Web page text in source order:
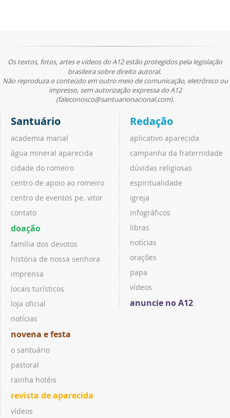
Os textos, fotos, artes e vídeos do A12 estão protegidos pela legislação
brasileira sobre direito autoral.
Não reproduza o conteúdo em outro meio de comunicação, eletrônico ou
impresso, sem autorização expressa do A12
(faleconosco@santuarionacional.com).
Santuário
academia marial
água mineral aparecida
cidade do romeiro
centro de apoio ao romeiro
centro de eventos pe. vitor
contato
doação
família dos devotos
história de nossa senhora
imprensa
locais turísticos
loja oficial
notícias
novena e festa
o santuário
pastoral
rainha hotéis
revista de aparecida
vídeos
Redação
aplicativo aparecida
campanha da fraternidade
dúvidas religiosas
espiritualidade
igreja
infográficos
libras
notícias
orações
papa
vídeos
anuncie no A12